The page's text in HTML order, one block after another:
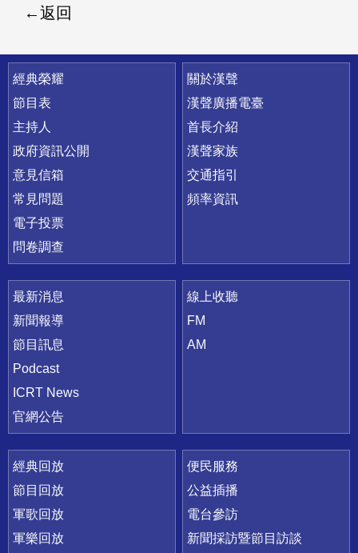
返回
快速連結
經典榮耀
節目表
主持人
政府資訊公開
意見信箱
常見問題
電子投票
問卷調查
關於漢聲
漢聲廣播電臺
首長介紹
漢聲家族
交通指引
頻率資訊
最新消息
新聞報導
節目訊息
Podcast
ICRT News
官網公告
線上收聽
FM
AM
經典回放
節目回放
軍歌回放
軍樂回放
便民服務
公益插播
電台參訪
新聞採訪暨節目訪談